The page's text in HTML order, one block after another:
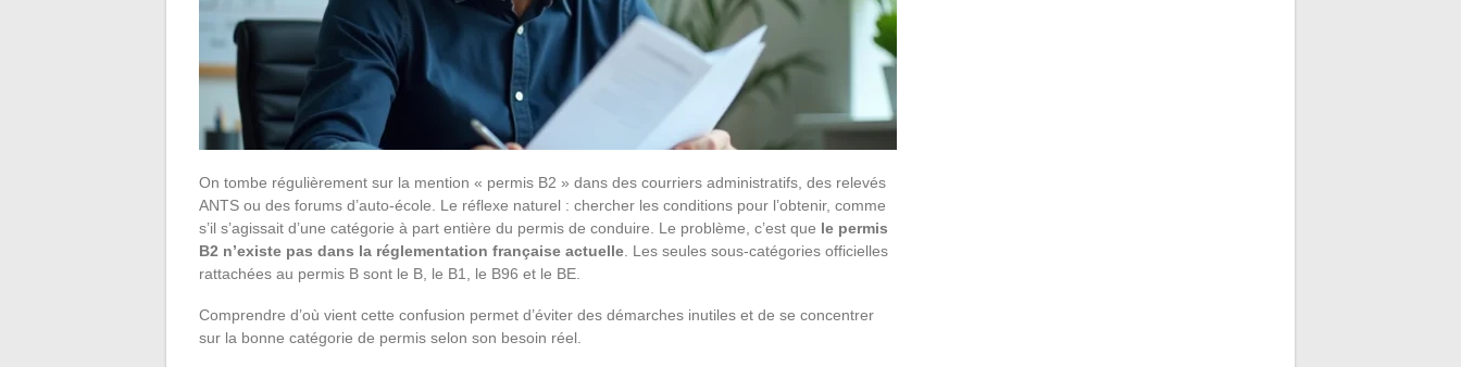
On tombe régulièrement sur la mention « permis B2 » dans des courriers administratifs, des relevés
ANTS ou des forums d’auto-école. Le réflexe naturel : chercher les conditions pour l’obtenir, comme
s’il s’agissait d’une catégorie à part entière du permis de conduire. Le problème, c’est que le permis
B2 n’existe pas dans la réglementation française actuelle . Les seules sous-catégories officielles
rattachées au permis B sont le B, le B1, le B96 et le BE.
Comprendre d’où vient cette confusion permet d’éviter des démarches inutiles et de se concentrer
sur la bonne catégorie de permis selon son besoin réel.